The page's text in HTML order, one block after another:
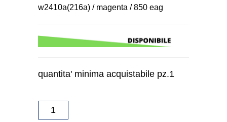
w2410a(216a) / magenta / 850 eag
quantita' minima acquistabile pz.1